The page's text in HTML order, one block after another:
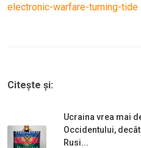
electronic-warfare-turning-tide
Citește și:
Ucraina vrea mai
Occidentului,
Rusi...